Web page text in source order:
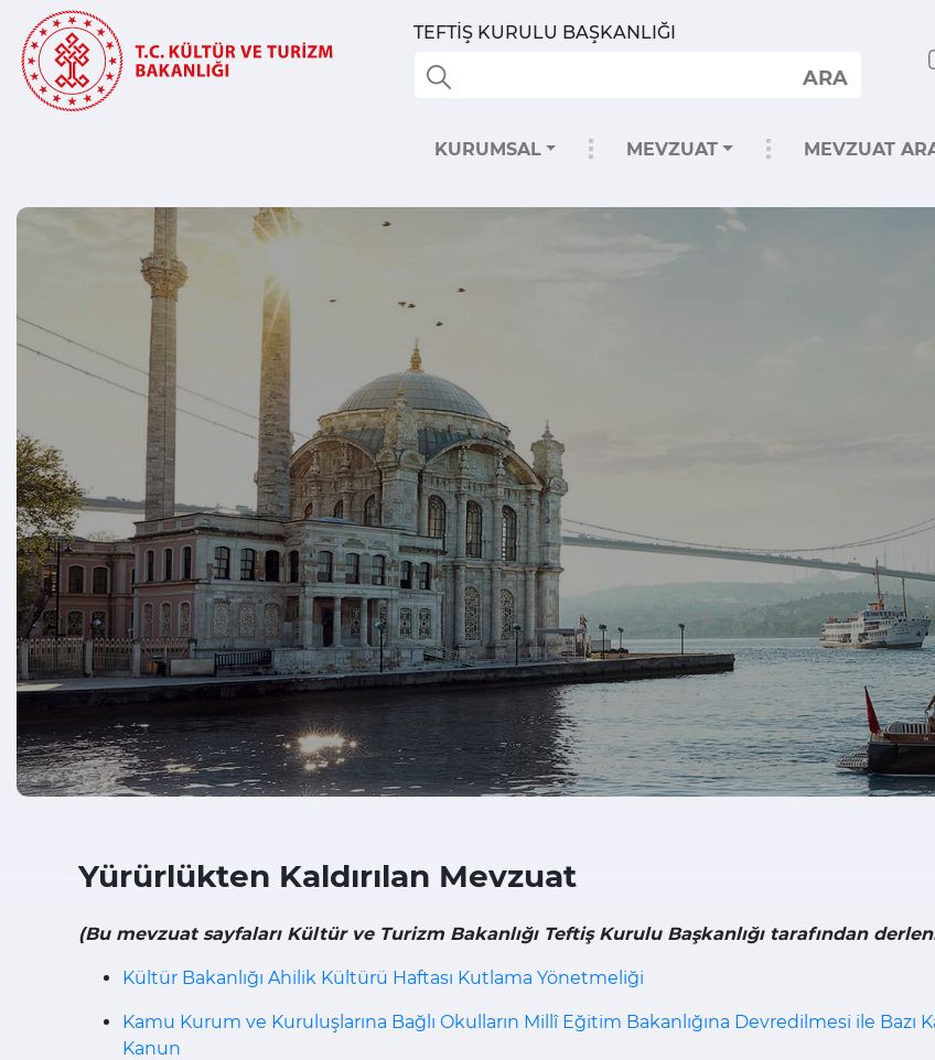
TEFTİŞ KURULU BAŞKANLIĞI
ARA
KURUMSAL MEVZUAT MEVZUAT
Yürürlükten Kaldırılan Mevzuat
(Bu mevzuat sayfaları Kültür ve Turizm Bakanlığı Teftiş Kurulu Başkanlığı tarafından
Kültür Bakanlığı Ahilik Kültürü Haftası Kutlama Yönetmeliği
Kamu Kurum ve Kuruluşlarına Bağlı Okulların Millî Eğitim Bakanlığına Devredilmesi ile Bazı
Kanun